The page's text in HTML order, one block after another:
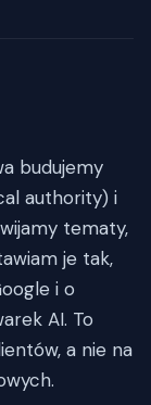
budujemy
authority) i
tematy,
je tak,
i o
AI. To
a nie na